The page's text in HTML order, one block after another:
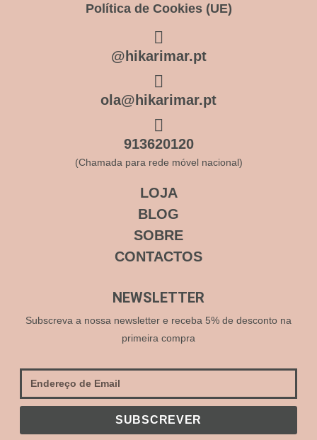
Política de Cookies (UE)
@hikarimar.pt
ola@hikarimar.pt
913620120
(Chamada para rede móvel nacional)
LOJA
BLOG
SOBRE
CONTACTOS
NEWSLETTER
Subscreva a nossa newsletter e receba 5% de desconto na
primeira compra
SUBSCREVER